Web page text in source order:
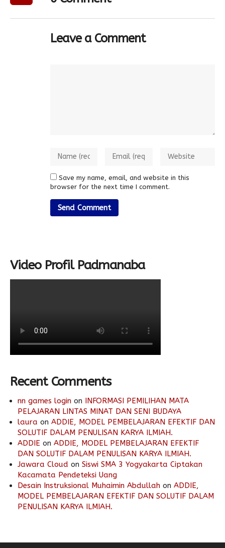
Leave a Comment
Save my name, email, and website in this
browser for the next time I comment.
Video Profil Padmanaba
Recent Comments
nn games login on INFORMASI PEMILIHAN MATA
PELAJARAN LINTAS MINAT DAN SENI BUDAYA
laura on ADDIE, MODEL PEMBELAJARAN EFEKTIF DAN
SOLUTIF DALAM PENULISAN KARYA ILMIAH.
ADDIE on ADDIE, MODEL PEMBELAJARAN EFEKTIF
DAN SOLUTIF DALAM PENULISAN KARYA ILMIAH.
Jawara Cloud on Siswi SMA 3 Yogyakarta Ciptakan
Kacamata Pendeteksi Uang
Desain Instruksional Muhaimin Abdullah on ADDIE,
MODEL PEMBELAJARAN EFEKTIF DAN SOLUTIF DALAM
PENULISAN KARYA ILMIAH.